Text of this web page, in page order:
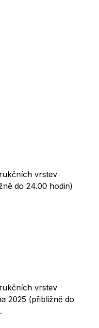
vrstev
do 24.00 hodin)
vrstev
2025 (přibližně do